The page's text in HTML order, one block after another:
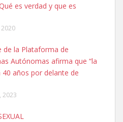
asustada tiene miedo a la
es verdad y que es
de la Plataforma de
Autónomas afirma que “la
40 años por delante de
2023